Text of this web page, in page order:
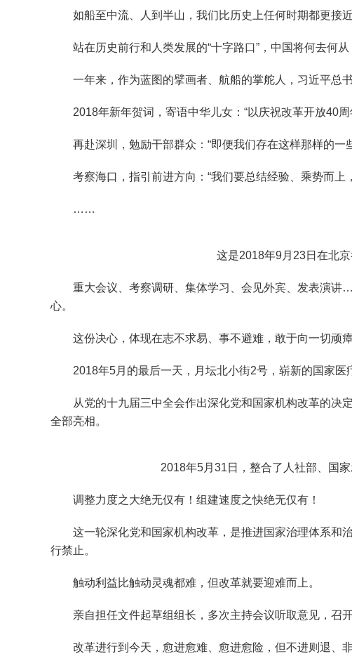
如船至中流、人到半山，我们比历史上任何时期都更接近
站在历史前行和人类发展的“十字路口”，中国将何去何从
一年来，作为蓝图的擘画者、航船的掌舵人，习近平总
2018年新年贺词，寄语中华儿女：“以庆祝改革开放40周
再赴深圳，勉励干部群众：“即便我们存在这样那样的一
考察海口，指引前进方向：“我们要总结经验、乘势而上
……
这是2018年9月23日在北京
重大会议、考察调研、集体学习、会见外宾、发表演讲
心。
这份决心，体现在志不求易、事不避难，敢于向一切顽瘴
2018年5月的最后一天，月坛北小街2号，崭新的国家医
从党的十九届三中全会作出深化党和国家机构改革的决定
全部亮相。
2018年5月31日，整合了人社部、国家
调整力度之大绝无仅有！组建速度之快绝无仅有！
这一轮深化党和国家机构改革，是推进国家治理体系和治
行禁止。
触动利益比触动灵魂都难，但改革就要迎难而上。
亲自担任文件起草组组长，多次主持会议听取意见，召
改革进行到今天，愈进愈难、愈进愈险，但不进则退、非